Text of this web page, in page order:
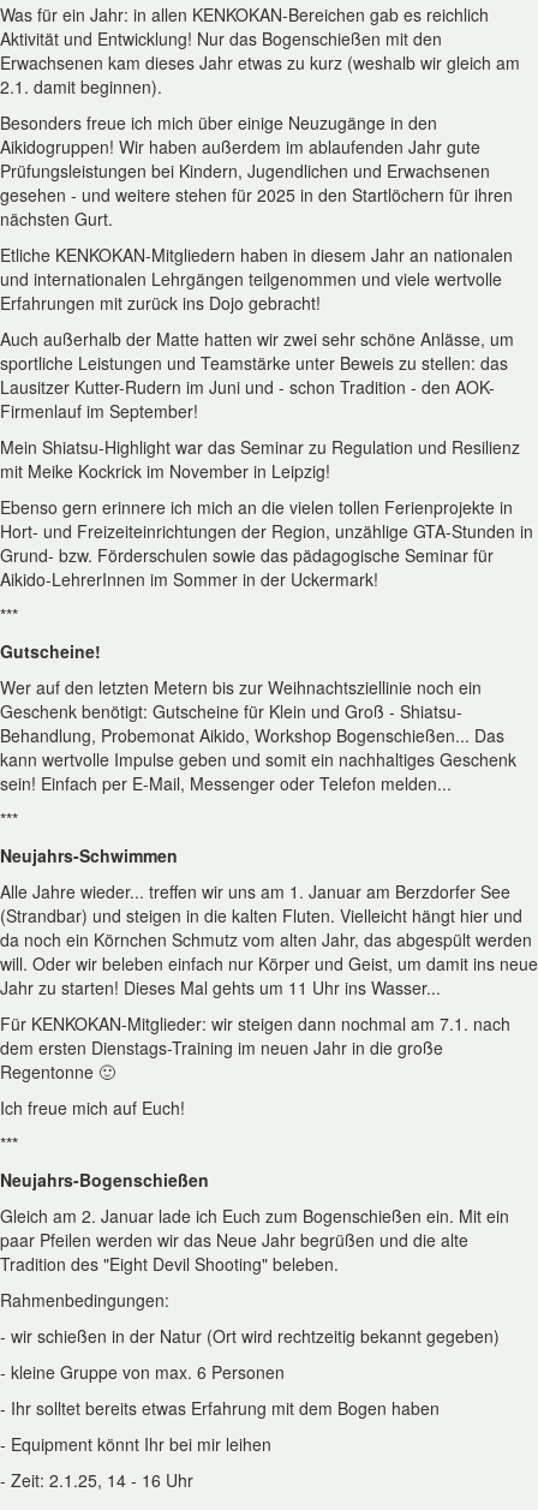
Was für ein Jahr: in allen KENKOKAN-Bereichen gab es reichlich
Aktivität und Entwicklung! Nur das Bogenschießen mit den
Erwachsenen kam dieses Jahr etwas zu kurz (weshalb wir gleich am
2.1. damit beginnen).
Besonders freue ich mich über einige Neuzugänge in den
Aikidogruppen! Wir haben außerdem im ablaufenden Jahr gute
Prüfungsleistungen bei Kindern, Jugendlichen und Erwachsenen
gesehen - und weitere stehen für 2025 in den Startlöchern für ihren
nächsten Gurt.
Etliche KENKOKAN-Mitgliedern haben in diesem Jahr an nationalen
und internationalen Lehrgängen teilgenommen und viele wertvolle
Erfahrungen mit zurück ins Dojo gebracht!
Auch außerhalb der Matte hatten wir zwei sehr schöne Anlässe, um
sportliche Leistungen und Teamstärke unter Beweis zu stellen: das
Lausitzer Kutter-Rudern im Juni und - schon Tradition - den AOK-
Firmenlauf im September!
Mein Shiatsu-Highlight war das Seminar zu Regulation und Resilienz
mit Meike Kockrick im November in Leipzig!
Ebenso gern erinnere ich mich an die vielen tollen Ferienprojekte in
Hort- und Freizeiteinrichtungen der Region, unzählige GTA-Stunden in
Grund- bzw. Förderschulen sowie das pädagogische Seminar für
Aikido-LehrerInnen im Sommer in der Uckermark!
***
Gutscheine!
Wer auf den letzten Metern bis zur Weihnachtsziellinie noch ein
Geschenk benötigt: Gutscheine für Klein und Groß - Shiatsu-
Behandlung, Probemonat Aikido, Workshop Bogenschießen... Das
kann wertvolle Impulse geben und somit ein nachhaltiges Geschenk
sein! Einfach per E-Mail, Messenger oder Telefon melden...
***
Neujahrs-Schwimmen
Alle Jahre wieder... treffen wir uns am 1. Januar am Berzdorfer See
(Strandbar) und steigen in die kalten Fluten. Vielleicht hängt hier und
da noch ein Körnchen Schmutz vom alten Jahr, das abgespült werden
will. Oder wir beleben einfach nur Körper und Geist, um damit ins neue
Jahr zu starten! Dieses Mal gehts um 11 Uhr ins Wasser...
Für KENKOKAN-Mitglieder: wir steigen dann nochmal am 7.1. nach
dem ersten Dienstags-Training im neuen Jahr in die große
Regentonne 🙂
Ich freue mich auf Euch!
***
Neujahrs-Bogenschießen
Gleich am 2. Januar lade ich Euch zum Bogenschießen ein. Mit ein
paar Pfeilen werden wir das Neue Jahr begrüßen und die alte
Tradition des "Eight Devil Shooting" beleben.
Rahmenbedingungen:
- wir schießen in der Natur (Ort wird rechtzeitig bekannt gegeben)
- kleine Gruppe von max. 6 Personen
- Ihr solltet bereits etwas Erfahrung mit dem Bogen haben
- Equipment könnt Ihr bei mir leihen
- Zeit: 2.1.25, 14 - 16 Uhr